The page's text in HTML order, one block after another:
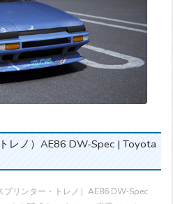
レノ）AE86 DW-Spec | Toyota
プリンター・トレノ）AE86 DW-Spec